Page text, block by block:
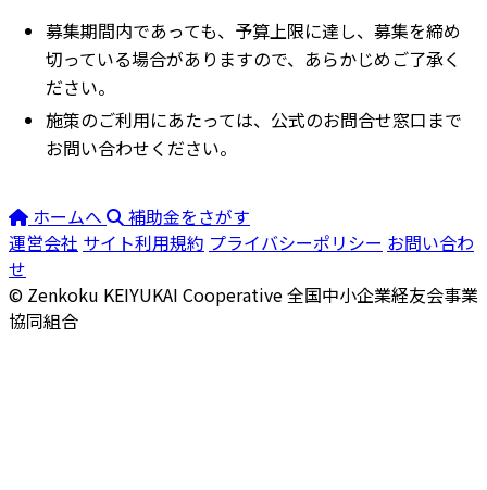
募集期間内であっても、予算上限に達し、募集を締め
切っている場合がありますので、あらかじめご了承く
ださい。
施策のご利用にあたっては、公式のお問合せ窓口まで
お問い合わせください。
ホームへ
補助金をさがす
運営会社 サイト利用規約 プライバシーポリシー お問い合わ
せ
© Zenkoku KEIYUKAI Cooperative全国中小企業経友会事業
協同組合